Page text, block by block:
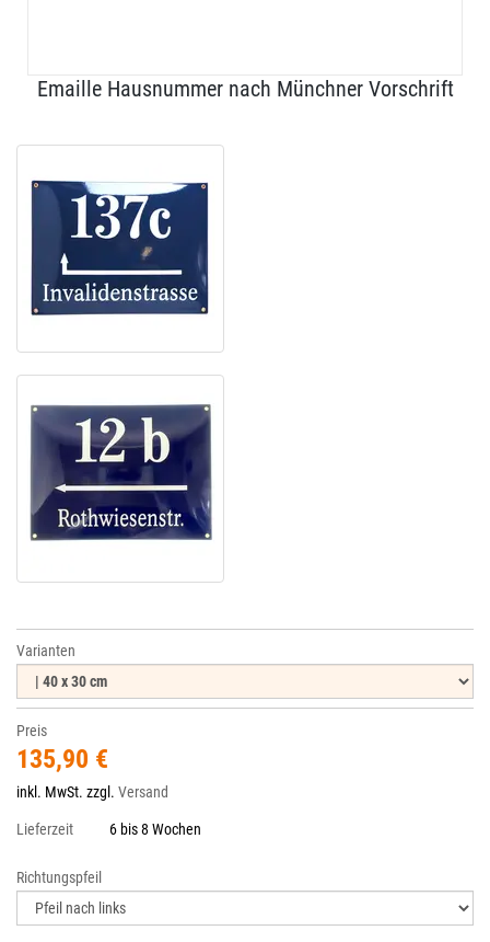
Emaille Hausnummer nach Münchner Vorschrift
Varianten
Preis
135,90 €
inkl. MwSt. zzgl. Versand
Lieferzeit 6 bis 8 Wochen
Richtungspfeil